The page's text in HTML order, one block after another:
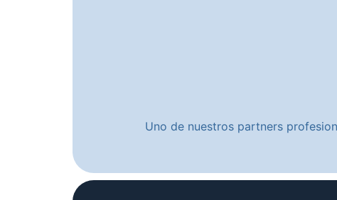
Uno de nuestros partners